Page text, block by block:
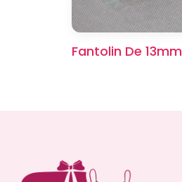
Fantolin De 13mm